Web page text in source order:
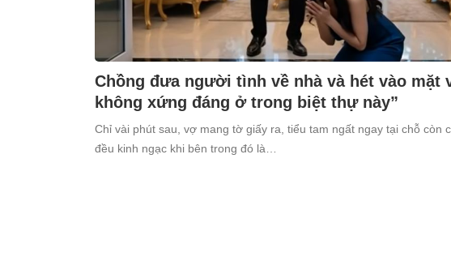
Chồng đưa người tình về nhà và hét vào mặt
không xứng đáng ở trong biệt thự này”
Chỉ vài phút sau, vợ mang tờ giấy ra, tiểu tam ngất ngay tại chỗ còn
đều kinh ngạc khi bên trong đó là…